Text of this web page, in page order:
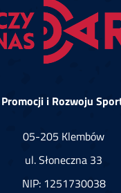
i Rozwoju
05-205 Klembów
ul. Słoneczna 33
NIP: 1251730038